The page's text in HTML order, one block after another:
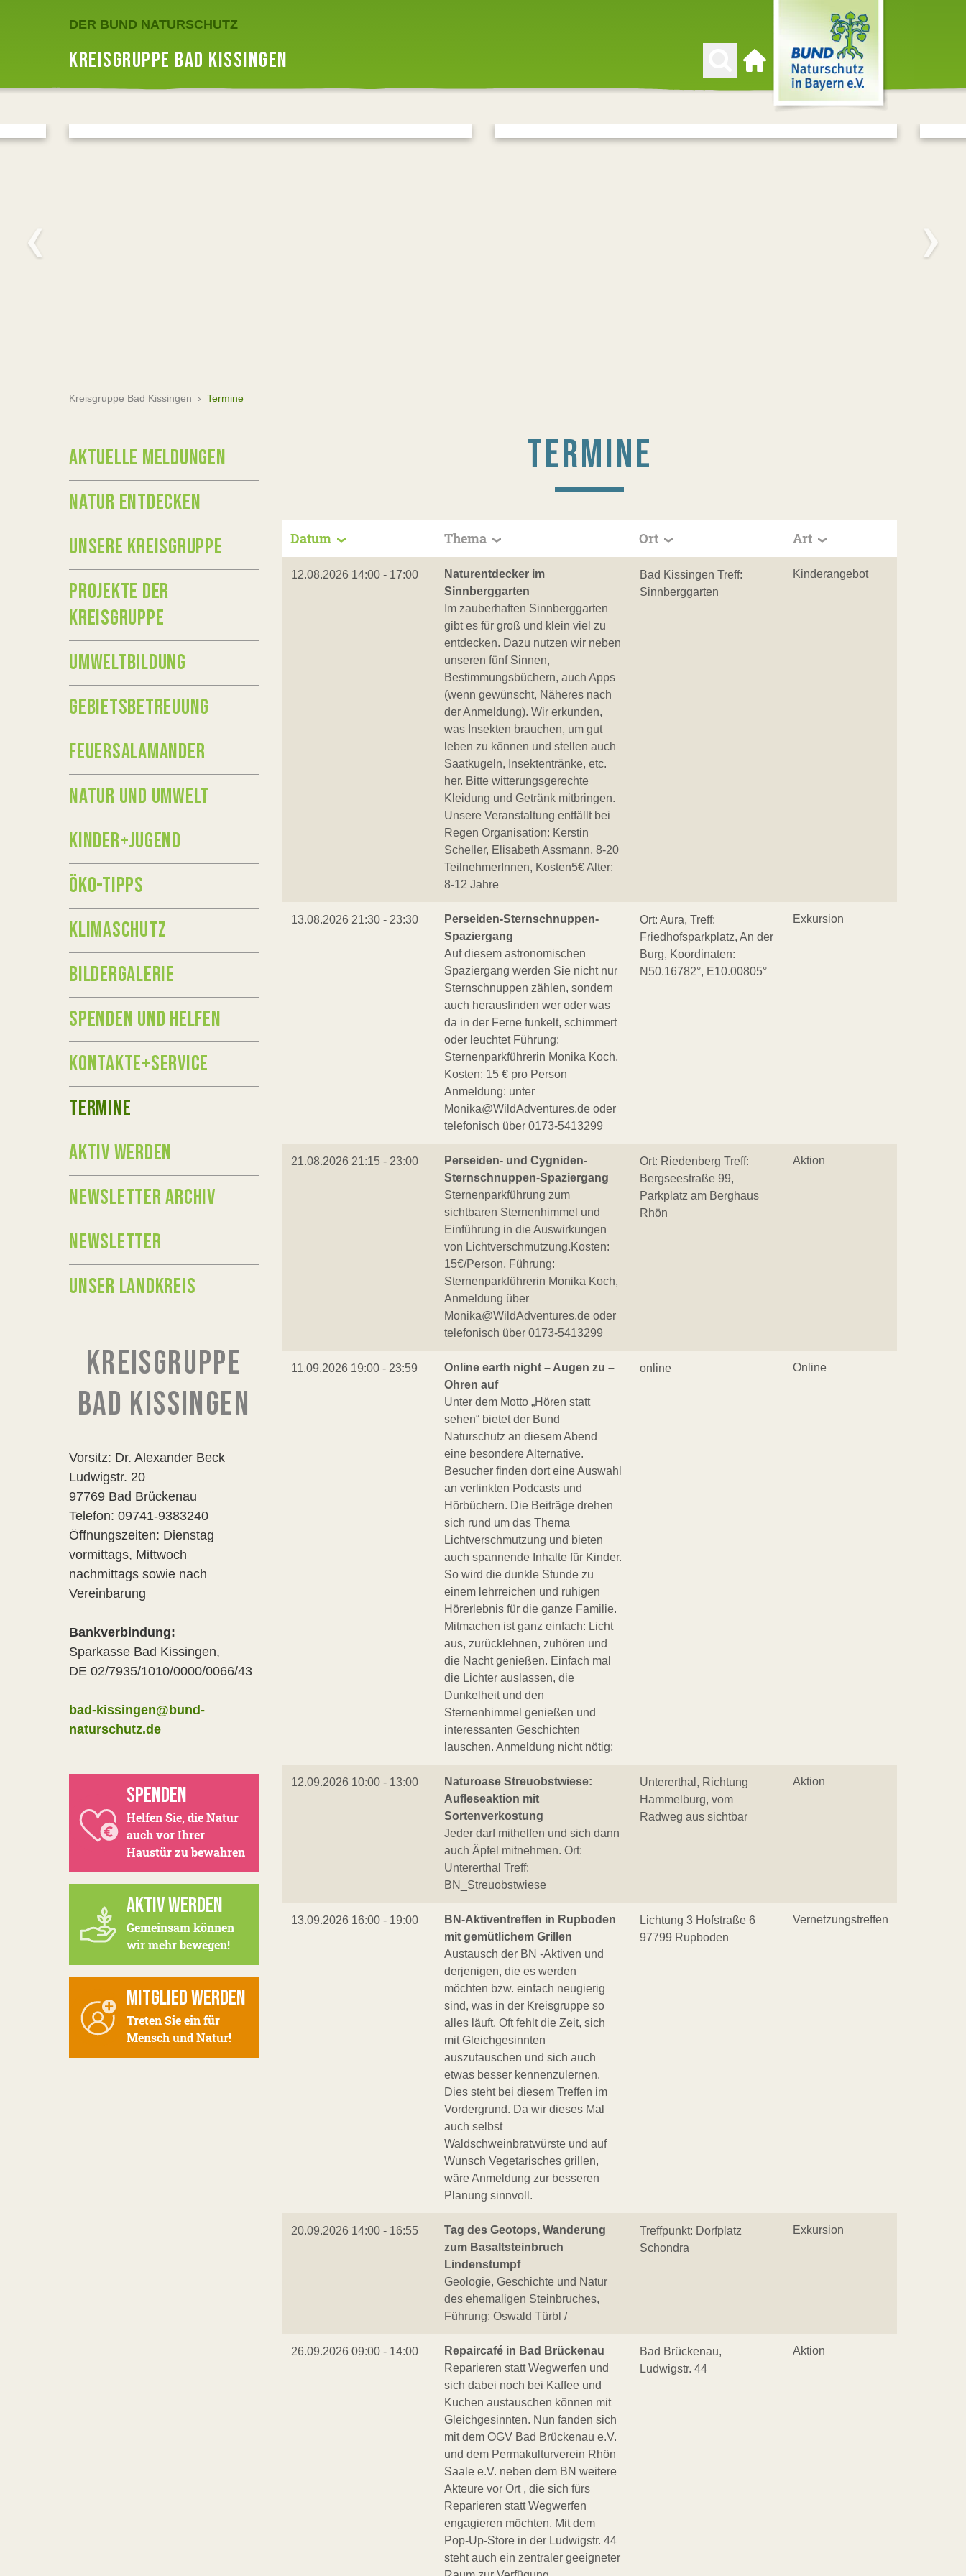
DER BUND NATURSCHUTZ
KREISGRUPPE BAD KISSINGEN
Zur Startseite
Kreisgruppe Bad Kissingen › Termine
TERMINE
Datum Thema Ort Art
12.08.2026 14:00 - 17:00
Naturentdecker im
Sinnberggarten
Im zauberhaften Sinnberggarten
gibt es für groß und klein viel zu
entdecken. Dazu nutzen wir neben
unseren fünf Sinnen,
Bestimmungsbüchern, auch Apps
(wenn gewünscht, Näheres nach
der Anmeldung). Wir erkunden,
was Insekten brauchen, um gut
leben zu können und stellen auch
Saatkugeln, Insektentränke, etc.
her. Bitte witterungsgerechte
Kleidung und Getränk mitbringen.
Unsere Veranstaltung entfällt bei
Regen Organisation: Kerstin
Scheller, Elisabeth Assmann, 8-20
TeilnehmerInnen, Kosten5€ Alter:
8-12 Jahre
Bad Kissingen Treff:
Sinnberggarten
Kinderangebot
13.08.2026 21:30 - 23:30
Perseiden-Sternschnuppen-
Spaziergang
Auf diesem astronomischen
Spaziergang werden Sie nicht nur
Sternschnuppen zählen, sondern
auch herausfinden wer oder was
da in der Ferne funkelt, schimmert
oder leuchtet Führung:
Sternenparkführerin Monika Koch,
Kosten: 15 € pro Person
Anmeldung: unter
Monika@WildAdventures.de oder
telefonisch über 0173-5413299
Ort: Aura, Treff:
Friedhofsparkplatz, An der
Burg, Koordinaten:
N50.16782°, E10.00805°
Exkursion
21.08.2026 21:15 - 23:00
Perseiden- und Cygniden-
Sternschnuppen-Spaziergang
Sternenparkführung zum
sichtbaren Sternenhimmel und
Einführung in die Auswirkungen
von Lichtverschmutzung.Kosten:
15€/Person, Führung:
Sternenparkführerin Monika Koch,
Anmeldung über
Monika@WildAdventures.de oder
telefonisch über 0173-5413299
Ort: Riedenberg Treff:
Bergseestraße 99,
Parkplatz am Berghaus
Rhön
Aktion
11.09.2026 19:00 - 23:59
Online earth night – Augen zu –
Ohren auf
Unter dem Motto „Hören statt
sehen“ bietet der Bund
Naturschutz an diesem Abend
eine besondere Alternative.
Besucher finden dort eine Auswahl
an verlinkten Podcasts und
Hörbüchern. Die Beiträge drehen
sich rund um das Thema
Lichtverschmutzung und bieten
auch spannende Inhalte für Kinder.
So wird die dunkle Stunde zu
einem lehrreichen und ruhigen
Hörerlebnis für die ganze Familie.
Mitmachen ist ganz einfach: Licht
aus, zurücklehnen, zuhören und
die Nacht genießen. Einfach mal
die Lichter auslassen, die
Dunkelheit und den
Sternenhimmel genießen und
interessanten Geschichten
lauschen. Anmeldung nicht nötig;
online Online
12.09.2026 10:00 - 13:00
Naturoase Streuobstwiese:
Aufleseaktion mit
Sortenverkostung
Jeder darf mithelfen und sich dann
auch Äpfel mitnehmen. Ort:
Untererthal Treff:
BN_Streuobstwiese
Untererthal, Richtung
Hammelburg, vom
Radweg aus sichtbar
Aktion
13.09.2026 16:00 - 19:00
BN-Aktiventreffen in Rupboden
mit gemütlichem Grillen
Austausch der BN -Aktiven und
derjenigen, die es werden
möchten bzw. einfach neugierig
sind, was in der Kreisgruppe so
alles läuft. Oft fehlt die Zeit, sich
mit Gleichgesinnten
auszutauschen und sich auch
etwas besser kennenzulernen.
Dies steht bei diesem Treffen im
Vordergrund. Da wir dieses Mal
auch selbst
Waldschweinbratwürste und auf
Wunsch Vegetarisches grillen,
wäre Anmeldung zur besseren
Planung sinnvoll.
Lichtung 3 Hofstraße 6
97799 Rupboden
Vernetzungstreffen
20.09.2026 14:00 - 16:55
Tag des Geotops, Wanderung
zum Basaltsteinbruch
Lindenstumpf
Geologie, Geschichte und Natur
des ehemaligen Steinbruches,
Führung: Oswald Türbl /
Treffpunkt: Dorfplatz
Schondra
Exkursion
26.09.2026 09:00 - 14:00
Repaircafé in Bad Brückenau
Reparieren statt Wegwerfen und
sich dabei noch bei Kaffee und
Kuchen austauschen können mit
Gleichgesinnten. Nun fanden sich
mit dem OGV Bad Brückenau e.V.
und dem Permakulturverein Rhön
Saale e.V. neben dem BN weitere
Akteure vor Ort , die sich fürs
Reparieren statt Wegwerfen
engagieren möchten. Mit dem
Pop-Up-Store in der Ludwigstr. 44
steht auch ein zentraler geeigneter
Bad Brückenau,
Ludwigstr. 44
Aktion
AKTUELLE MELDUNGEN
NATUR ENTDECKEN
UNSERE KREISGRUPPE
PROJEKTE DER
KREISGRUPPE
UMWELTBILDUNG
GEBIETSBETREUUNG
FEUERSALAMANDER
NATUR UND UMWELT
KINDER+JUGEND
ÖKO-TIPPS
KLIMASCHUTZ
BILDERGALERIE
SPENDEN UND HELFEN
KONTAKTE+SERVICE
TERMINE
AKTIV WERDEN
NEWSLETTER ARCHIV
NEWSLETTER
UNSER LANDKREIS
KREISGRUPPE
BAD KISSINGEN
Vorsitz: Dr. Alexander Beck
Ludwigstr. 20
97769 Bad Brückenau
Telefon: 09741-9383240
Öffnungszeiten: Dienstag
vormittags, Mittwoch
nachmittags sowie nach
Vereinbarung
Bankverbindung:
Sparkasse Bad Kissingen,
DE 02/7935/1010/0000/0066/43
bad-kissingen@bund-
naturschutz.de
SPENDEN
Helfen Sie, die Natur
auch vor Ihrer
Haustür zu bewahren
AKTIV WERDEN
Gemeinsam können
wir mehr bewegen!
MITGLIED WERDEN
Treten Sie ein für
Mensch und Natur!